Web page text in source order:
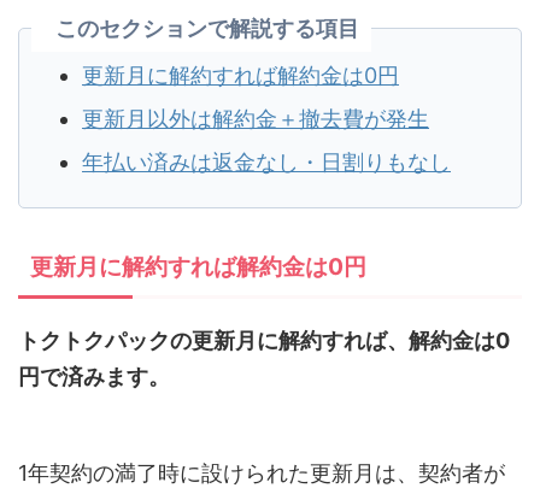
このセクションで解説する項目
更新月に解約すれば解約金は0円
更新月以外は解約金＋撤去費が発生
年払い済みは返金なし・日割りもなし
更新月に解約すれば解約金は0円
トクトクパックの更新月に解約すれば、解約金は0
円で済みます。
1年契約の満了時に設けられた更新月は、契約者が